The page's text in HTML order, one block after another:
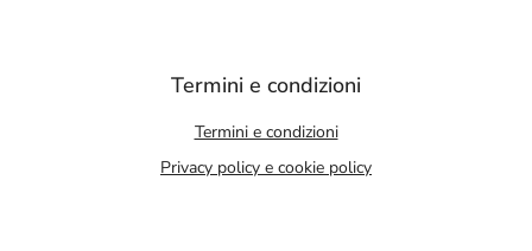
Termini e condizioni
Termini e condizioni
Privacy policy e cookie policy